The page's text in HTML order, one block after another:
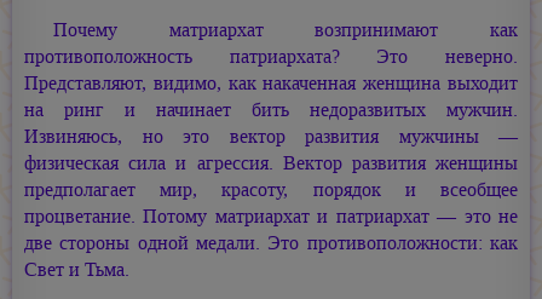
Почему матриархат возпринимают как
противоположность патриархата? Это неверно.
Представляют, видимо, как накаченная женщина выходит
на ринг и начинает бить недоразвитых мужчин.
Извиняюсь, но это вектор развития мужчины —
физическая сила и агрессия. Вектор развития женщины
предполагает мир, красоту, порядок и всеобщее
процветание. Потому матриархат и патриархат — это не
две стороны одной медали. Это противоположности: как
Свет и Тьма.